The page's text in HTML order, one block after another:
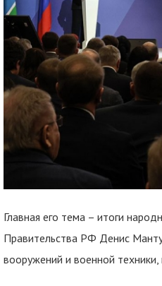
Главная его тема – итоги
Правительства РФ Денис
вооружений и военной